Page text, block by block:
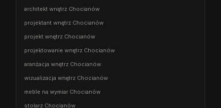
architekt wnętrz Chocianów
projektant wnętrz Chocianów
projekt wnętrz Chocianów
projektowanie wnętrz Chocianów
aranżacja wnętrz Chocianów
wizualizacja wnętrz Chocianów
meble na wymiar Chocianów
stolarz Chocianów